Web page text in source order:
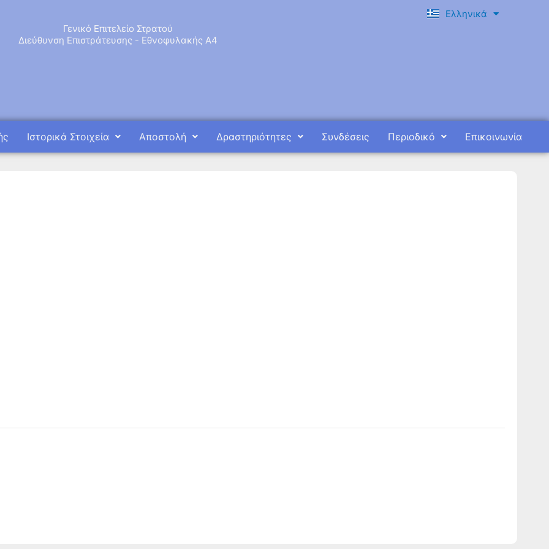
Γενικό Επιτελείο Στρατού
Διεύθυνση Επιστράτευσης - Εθνοφυλακής Α4
Ελληνικά
English
Ιστορικά Στοιχεία Αποστολή Δραστηριότητες Συνδέσεις Περιοδικό Επικοινωνία